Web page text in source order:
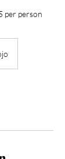
per person